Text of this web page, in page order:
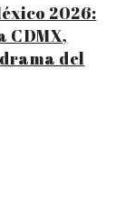
2026:
CDMX,
del